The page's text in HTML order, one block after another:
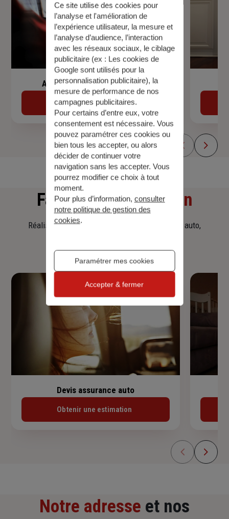
Assurance de prêt immobilier
Découvrir
Faitesune simulation
Réalisez une simulation tarifaire d'assurance, auto,
Devis assurance auto
Obtenir une estimation
Notre adresse et nos
Ce site utilise des cookies pour
l’analyse et l'amélioration de
l’expérience utilisateur, la mesure et
l’analyse d’audience, l’interaction
avec les réseaux sociaux, le ciblage
publicitaire (ex : Les cookies de
Google sont utilisés pour la
personnalisation publicitaire), la
mesure de performance de nos
campagnes publicitaires.
Pour certains d’entre eux, votre
consentement est nécessaire. Vous
pouvez paramétrer ces cookies ou
bien tous les accepter, ou alors
décider de continuer votre
navigation sans les accepter. Vous
pourrez modifier ce choix à tout
moment.
Pour plus d’information, consulter
notre politique de gestion des
cookies.
Paramétrer mes cookies
Accepter & fermer